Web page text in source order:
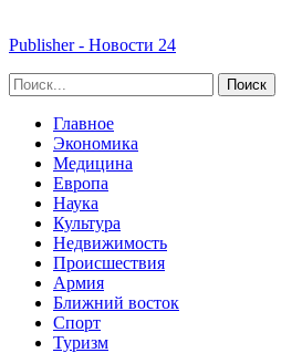
Publisher - Новости 24
Главное
Экономика
Медицина
Европа
Наука
Культура
Недвижимость
Происшествия
Армия
Ближний восток
Спорт
Туризм